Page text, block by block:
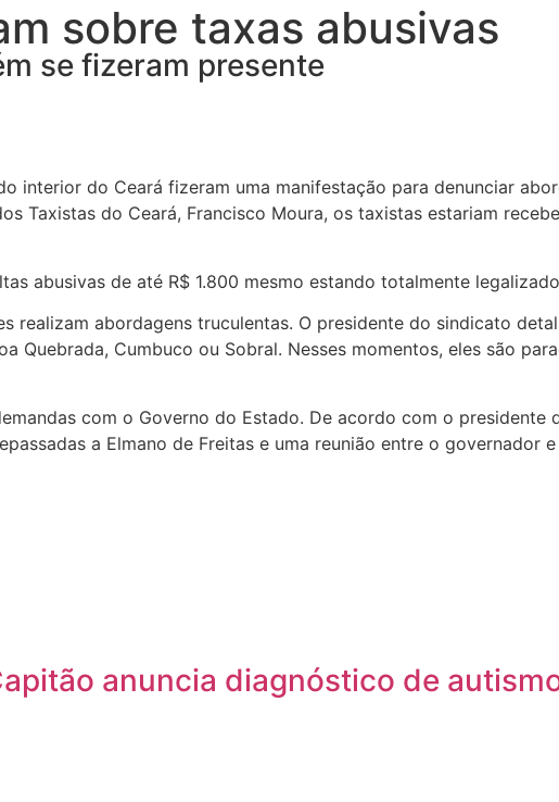
sobre taxas abusivas
se fizeram presente
interior do Ceará fizeram uma manifestação para denunciar
Taxistas do Ceará, Francisco Moura, os taxistas estariam
abusivas de até R$ 1.800 mesmo estando totalmente
realizam abordagens truculentas. O presidente do sindicato
Quebrada, Cumbuco ou Sobral. Nesses momentos, eles são
com o Governo do Estado. De acordo com o
a Elmano de Freitas e uma reunião entre o governador
anuncia diagnóstico de